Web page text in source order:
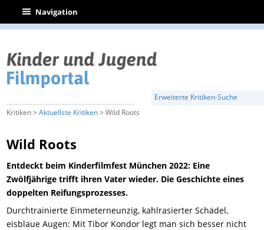
| Navigation
Erweiterte Kritiken-Suche
Kritiken >Aktuellste Kritiken> Wild Roots
Wild Roots
Entdeckt beim Kinderfilmfest München 2022: Eine
Zwölfjährige trifft ihren Vater wieder. Die Geschichte eines
doppelten Reifungsprozesses.
Durchtrainierte Einmeterneunzig, kahlrasierter Schädel,
eisblaue Augen: Mit Tibor Kondor legt man sich besser nicht